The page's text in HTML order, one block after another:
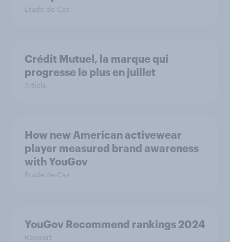
Étude de Cas
Crédit Mutuel, la marque qui
progresse le plus en juillet
Article
How new American activewear
player measured brand awareness
with YouGov
Étude de Cas
YouGov Recommend rankings 2024
Rapport